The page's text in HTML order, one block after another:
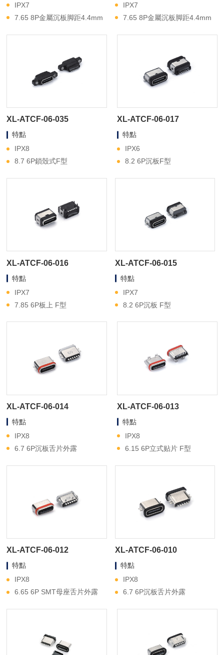
IPX7
7.65 8P金屬沉板脚距4.4mm
IPX7
7.65 8P金屬沉板脚距4.4mm
XL-ATCF-06-035
特點
IPX8
8.7 6P鎖殼式F型
XL-ATCF-06-017
特點
IPX6
8.2 6P沉板F型
XL-ATCF-06-016
特點
IPX7
7.85 6P板上 F型
XL-ATCF-06-015
特點
IPX7
8.2 6P沉板 F型
XL-ATCF-06-014
特點
IPX8
6.7 6P沉板舌片外露
XL-ATCF-06-013
特點
IPX8
6.15 6P立式贴片 F型
XL-ATCF-06-012
特點
IPX8
6.65 6P SMT母座舌片外露
XL-ATCF-06-010
特點
IPX8
6.7 6P沉板舌片外露